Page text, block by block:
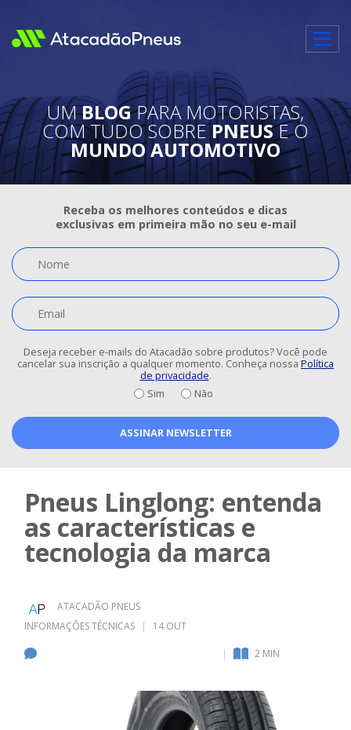
UMBLOGPARA MOTORISTAS,
COM TUDO SOBREPNEUSE O
MUNDO AUTOMOTIVO
Receba os melhores conteúdos e dicas
exclusivas em primeira mão no seu e-mail
Nome
Email
Deseja receber e-mails do Atacadão sobre produtos? Você pode
cancelar sua inscrição a qualquer momento. Conheça nossa Política
de privacidade.
Sim
Não
ASSINAR NEWSLETTER
Pneus Linglong: entenda
as características e
tecnologia da marca
ATACADÃO PNEUS
INFORMAÇÕES TÉCNICAS
14 OUT
2 MIN